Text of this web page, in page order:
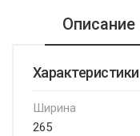
Описание
Характеристики
Ширина
265